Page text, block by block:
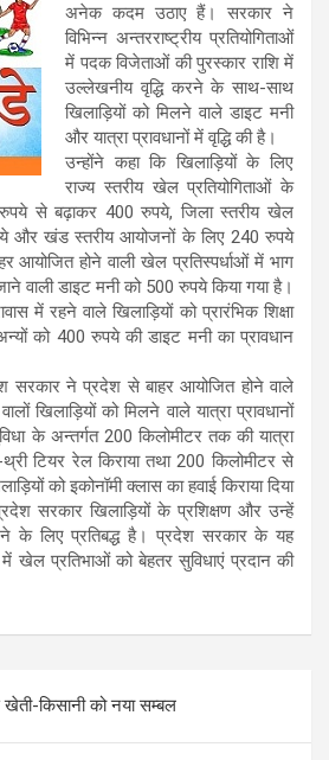
अनेक कदम उठाए हैं। सरकार ने
विभिन्न अन्तरराष्ट्रीय प्रतियोगिताओं
में पदक विजेताओं की पुरस्कार राशि में
उल्लेखनीय वृद्धि करने के साथ-साथ
खिलाड़ियों को मिलने वाले डाइट मनी
और यात्रा प्रावधानों में वृद्धि की है।
उन्होंने कहा कि खिलाड़ियों के लिए
राज्य स्तरीय खेल प्रतियोगिताओं के
से बढ़ाकर 400 रुपये, जिला स्तरीय खेल
और खंड स्तरीय आयोजनों के लिए 240 रुपये
आयोजित होने वाली खेल प्रतिस्पर्धाओं में भाग
वाली डाइट मनी को 500 रुपये किया गया है।
में रहने वाले खिलाड़ियों को प्रारंभिक शिक्षा
को 400 रुपये की डाइट मनी का प्रावधान
सरकार ने प्रदेश से बाहर आयोजित होने वाले
खिलाड़ियों को मिलने वाले यात्रा प्रावधानों
के अन्तर्गत 200 किलोमीटर तक की यात्रा
टियर रेल किराया तथा 200 किलोमीटर से
को इकोनॉमी क्लास का हवाई किराया दिया
सरकार खिलाड़ियों के प्रशिक्षण और उन्हें
के लिए प्रतिबद्ध है। प्रदेश सरकार के यह
खेल प्रतिभाओं को बेहतर सुविधाएं प्रदान की
किसानी को नया सम्बल